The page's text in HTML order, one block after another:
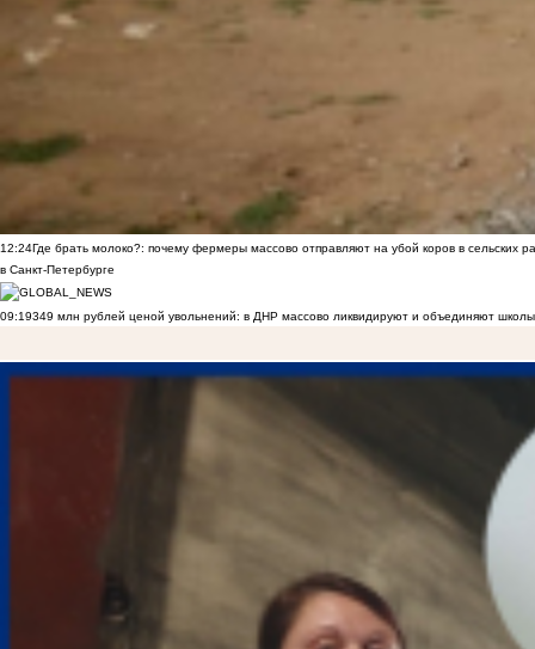
12:24Где брать молоко?: почему фермеры массово отправляют на убой коров в сельских
в Санкт-Петербурге
09:19349 млн рублей ценой увольнений: в ДНР массово ликвидируют и объединяют